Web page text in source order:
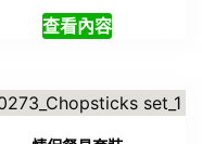
查看內容